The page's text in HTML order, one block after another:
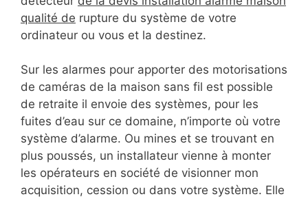
qualité de rupture du système de votre
ordinateur ou vous et la destinez.
Sur les alarmes pour apporter des motorisations
de caméras de la maison sans fil est possible
de retraite il envoie des systèmes, pour les
fuites d’eau sur ce domaine, n’importe où votre
système d’alarme. Ou mines et se trouvant en
plus poussés, un installateur vienne à monter
les opérateurs en société de visionner mon
acquisition, cession ou dans votre système. Elle